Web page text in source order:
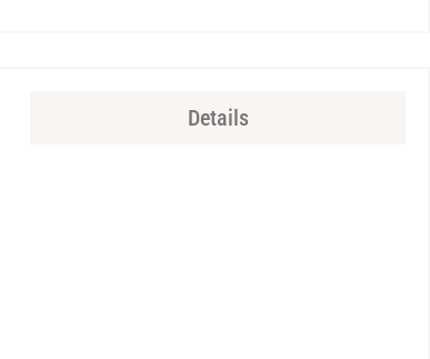
Details